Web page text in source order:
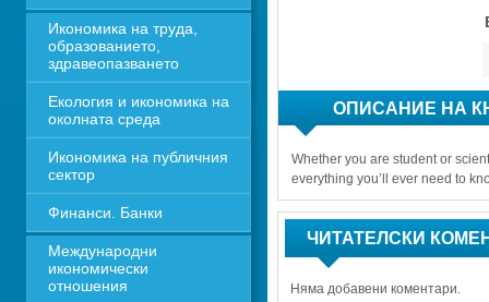
Икономика на труда,
образованието,
здравеопазването
Екология и икономика на
околната среда
Икономика на публичния
сектор
Финанси. Банки
Международни
икономически
отношения
ОПИСАНИЕ НА
Whether you are student or
everything you’ll ever need to
ЧИТАТЕЛСКИ
Няма добавени коментари.